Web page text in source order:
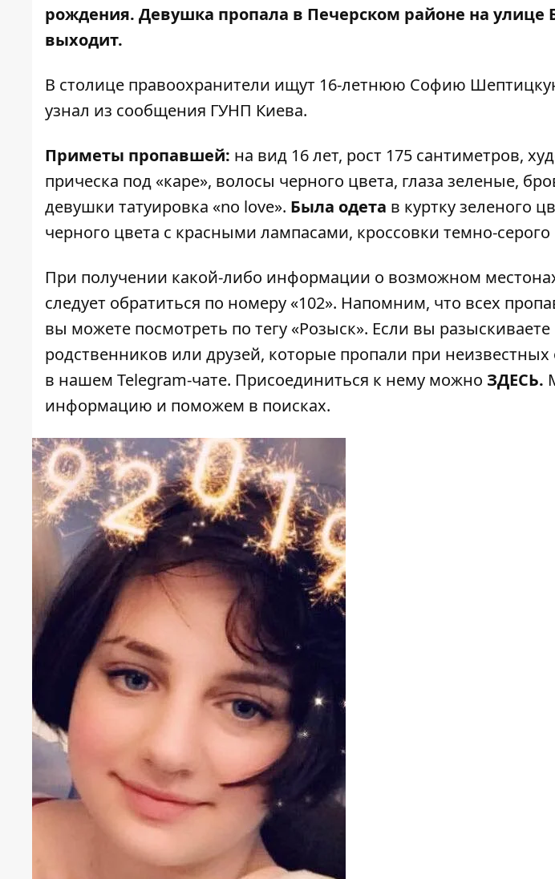
рождения. Девушка пропала в Печерском районе на улице
выходит.
В столице правоохранители ищут 16-летнюю Софию
узнал из сообщения ГУНП Киева.
Приметы пропавшей: на вид 16 лет, рост 175 сантиметров,
прическа под «каре», волосы черного цвета, глаза зеленые,
девушки татуировка «no love». Была одета в куртку зеленого
черного цвета с красными лампасами, кроссовки темно-серого
При получении какой-либо информации о возможном
следует обратиться по номеру «102». Напомним, что всех
вы можете посмотреть по тегу«Розыск». Если вы
родственников или друзей, которые пропали при
в нашем Telegram-чате. Присоединиться к нему можно ЗДЕСЬ.
информацию и поможем в поисках.